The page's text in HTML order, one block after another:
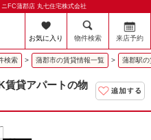
FC蒲郡店 丸七住宅株式会社
お気に入り 物件検索 来店予約
検索 > 蒲郡市の賃貸情報一覧 > 蒲郡駅
賃貸アパートの物